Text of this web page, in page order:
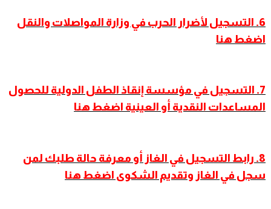
6. التسجيل لأضرار الحرب في وزارة المواصلات والنقل
اضغط هنا
7. التسجيل في مؤسسة إنقاذ الطفل الدولية للحصول
المساعدات النقدية أو العينية اضغط هنا
8. رابط التسجيل في الغاز أو معرفة حالة طلبك لمن
سجل في الغاز وتقديم الشكوى اضغط هنا